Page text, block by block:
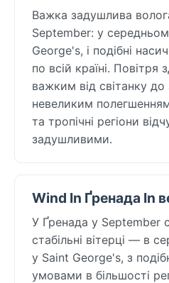
Важка задушлива
September: у
George's, і подібні
по всій країні. Повітря
важким від світанку
невеликим
та тропічні регіони
задушливими.
Wind In Ґренада In
У Ґренада у September
стабільні вітерці — в
у Saint George's, з
умовами в більшості